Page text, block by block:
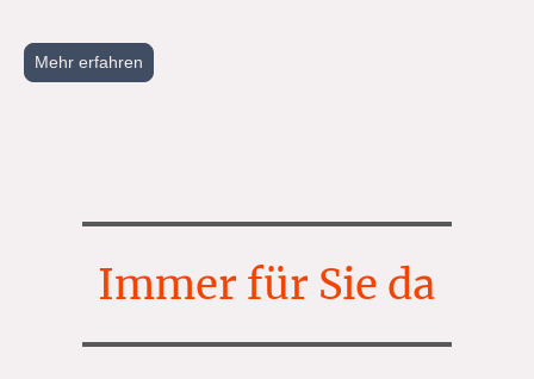
Mehr erfahren
Immer für Sie da